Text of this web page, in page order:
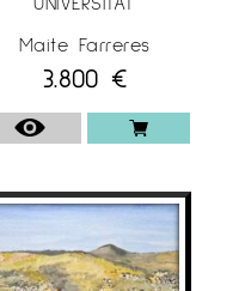
Maite Farreres
3.800 €